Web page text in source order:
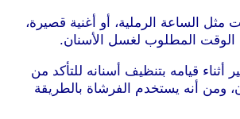
مثل الساعة الرملية، أو أغنية قصيرة،
الوقت المطلوب لغسل الأسنان.
قيامه بتنظيف أسنانه للتأكد من
ومن أنه يستخدم الفرشاة بالطريقة